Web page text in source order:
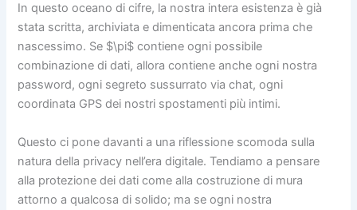
In questo oceano di cifre, la nostra intera esistenza è già
stata scritta, archiviata e dimenticata ancora prima che
nascessimo. Se $\pi$ contiene ogni possibile
combinazione di dati, allora contiene anche ogni nostra
password, ogni segreto sussurrato via chat, ogni
coordinata GPS dei nostri spostamenti più intimi.
Questo ci pone davanti a una riflessione scomoda sulla
natura della privacy nell’era digitale. Tendiamo a pensare
alla protezione dei dati come alla costruzione di mura
attorno a qualcosa di solido; ma se ogni nostra